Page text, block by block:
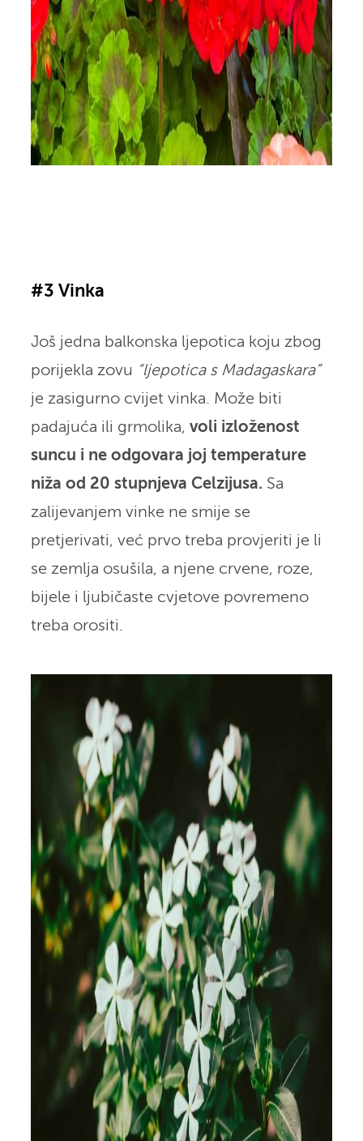
#3 Vinka
Još jedna balkonska ljepotica koju zbog
porijekla zovu “ljepotica s Madagaskara”
je zasigurno cvijet vinka. Može biti
padajuća ili grmolika, voli izloženost
suncu i ne odgovara joj temperature
niža od 20 stupnjeva Celzijusa. Sa
zalijevanjem vinke ne smije se
pretjerivati, već prvo treba provjeriti je li
se zemlja osušila, a njene crvene, roze,
bijele i ljubičaste cvjetove povremeno
treba orositi.